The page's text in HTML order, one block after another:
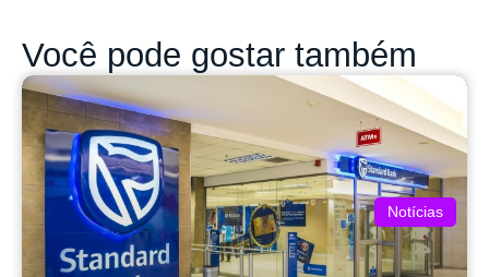
Você pode gostar também
Notícias